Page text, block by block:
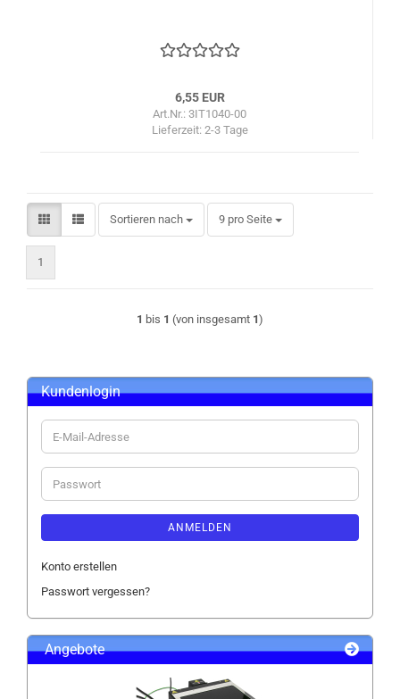
6,55 EUR
Art.Nr.: 3IT1040-00
Lieferzeit: 2-3 Tage
Sortieren nach
Sortieren nach 9 pro Seite
pro Seite
1
1 bis 1 (von insgesamt 1)
Kundenlogin
E-
Mail-
Adresse
Passwort
ANMELDEN
Konto erstellen
Passwort vergessen?
Angebote